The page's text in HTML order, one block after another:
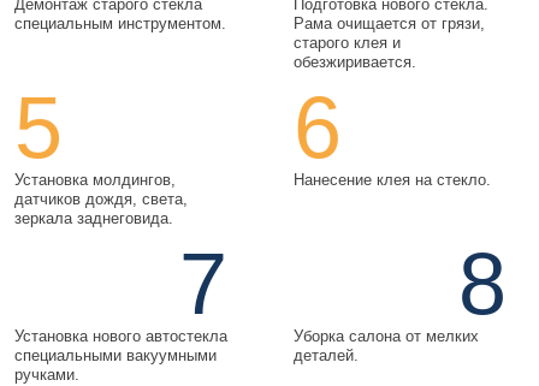
Демонтаж старого стекла
специальным инструментом.
Подготовка нового стекла.
Рама очищается от грязи,
старого клея и
обезжиривается.
5
Установка молдингов,
датчиков дождя, света,
зеркала заднеговида.
6
Нанесение клея на стекло.
7
Установка нового автостекла
специальными вакуумными
ручками.
8
Уборка салона от мелких
деталей.